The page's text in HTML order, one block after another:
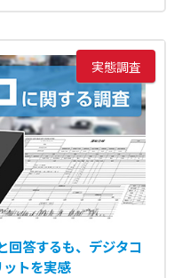
実態調査
回答するも、デジタコ
トを実感